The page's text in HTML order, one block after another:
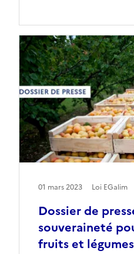
Dossier de
souveraineté
fruits et légumes
01 mars 2023 Loi EGalim